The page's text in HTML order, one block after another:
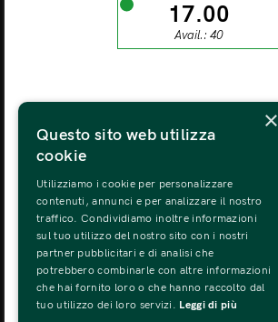
17.00
Avail.: 40
×
Questo sito web utilizza
cookie
Utilizziamo i cookie per personalizzare
contenuti, annunci e per analizzare il nostro
traffico. Condividiamo inoltre informazioni
sul tuo utilizzo del nostro sito con i nostri
partner pubblicitari e di analisi che
potrebbero combinarle con altre informazioni
che hai fornito loro o che hanno raccolto dal
tuo utilizzo dei loro servizi. Leggi di più